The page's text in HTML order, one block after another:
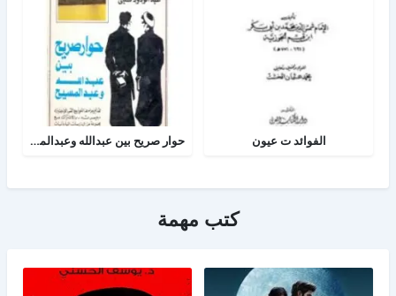
الفوائد ت عيون حوار صريح بين عبدالله وعبدالمسيح
كتب مهمة